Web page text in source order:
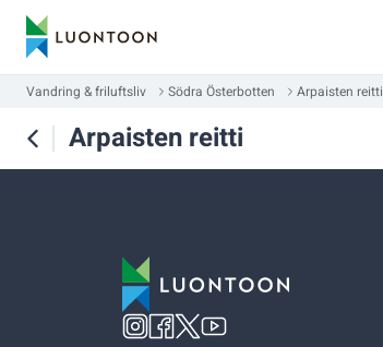
Vandring & friluftsliv Södra Österbotten Arpaisten reitti
Arpaisten reitti